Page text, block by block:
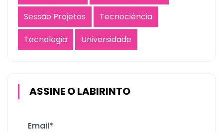
Sessão Projetos
Tecnociência
Tecnologia
Universidade
ASSINE O LABIRINTO
Email*